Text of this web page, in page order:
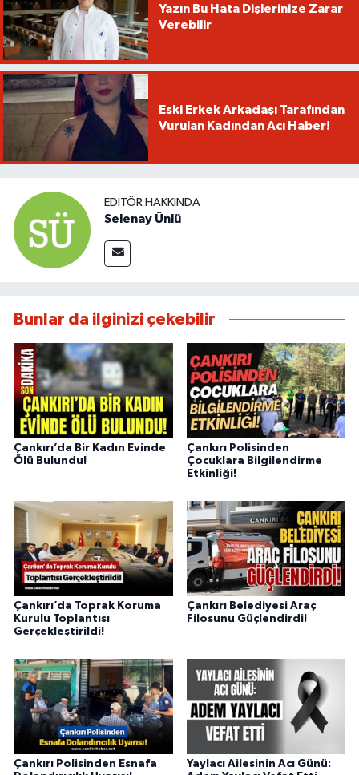
Yazın Bu Hata Dişlerinize Zarar
Verebilir
Eski Erkek Arkadaşı Tarafından
Vurulan Kadından Acı Haber!
EDITÖR HAKKINDA
Selenay Ünlü
Bunlar da ilginizi çekebilir
Çankırı’da Bir Kadın Evinde
Ölü Bulundu!
Çankırı Polisinden
Çocuklara Bilgilendirme
Etkinliği!
Çankırı’da Toprak Koruma
Kurulu Toplantısı
Gerçekleştirildi!
Çankırı Belediyesi Araç
Filosunu Güçlendirdi!
Çankırı Polisinden Esnafa
Yaylacı Ailesinin Acı Günü: